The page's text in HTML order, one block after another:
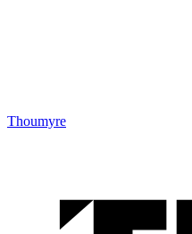
Thoumyre